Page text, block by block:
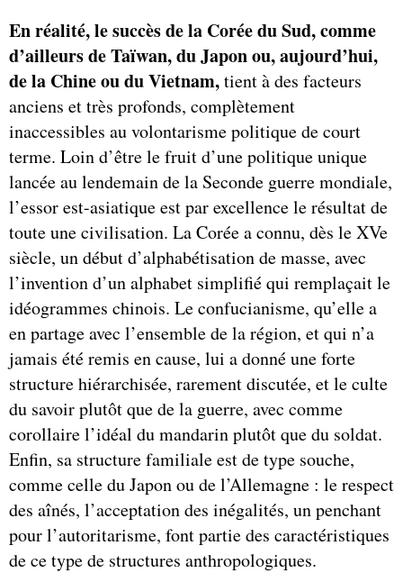
En réalité, le succès de la Corée du Sud, comme
d’ailleurs de Taïwan, du Japon ou, aujourd’hui,
de la Chine ou du Vietnam,tient à des facteurs
anciens et très profonds, complètement
inaccessibles au volontarisme politique de court
terme. Loin d’être le fruit d’une politique unique
lancée au lendemain de la Seconde guerre mondiale,
l’essor est-asiatique est par excellence le résultat de
toute une civilisation. La Corée a connu, dès le XVe
siècle, un début d’alphabétisation de masse, avec
l’invention d’un alphabet simplifié qui remplaçait le
idéogrammes chinois. Le confucianisme, qu’elle a
en partage avec l’ensemble de la région, et qui n’a
jamais été remis en cause, lui a donné une forte
structure hiérarchisée, rarement discutée, et le culte
du savoir plutôt que de la guerre, avec comme
corollaire l’idéal du mandarin plutôt que du soldat.
Enfin, sa structure familiale est de type souche,
comme celle du Japon ou de l’Allemagne : le respect
des aînés, l’acceptation des inégalités, un penchant
pour l’autoritarisme, font partie des caractéristiques
de ce type de structures anthropologiques.